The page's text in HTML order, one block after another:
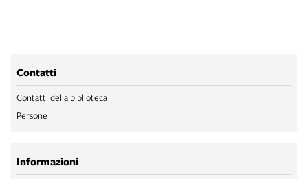
Contatti
Contatti della biblioteca
Persone
Informazioni